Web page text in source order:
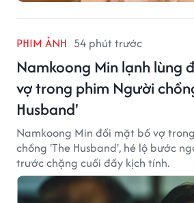
PHIM ẢNH 54 phút trước
Namkoong Min lạnh lùng
vợ trong phim Người
Husband'
Namkoong Min đối mặt bố vợ
chồng 'The Husband', hé lộ bước
trước chặng cuối đầy kịch tính.